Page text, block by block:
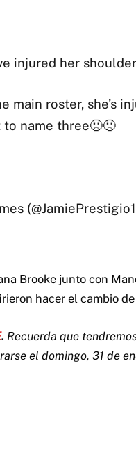
injured her
main roster, she’s
name three🙁🙁
Brooke junto con
hacer el cambio de
. Recuerda que
el domingo, 31 de